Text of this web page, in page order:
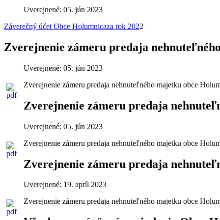
Uverejnené: 05. jún 2023
Záverečný účet Obce Holumnicaza rok 2022
Zverejnenie zámeru predaja
Uverejnené: 05. jún 2023
Zverejnenie zámeru predaja nehnuteľného majetku obce
Zverejnenie zámeru predaja
Uverejnené: 05. jún 2023
Zverejnenie zámeru predaja nehnuteľného majetku obce
Zverejnenie zámeru predaja
Uverejnené: 19. apríl 2023
Zverejnenie zámeru predaja nehnuteľného majetku obce